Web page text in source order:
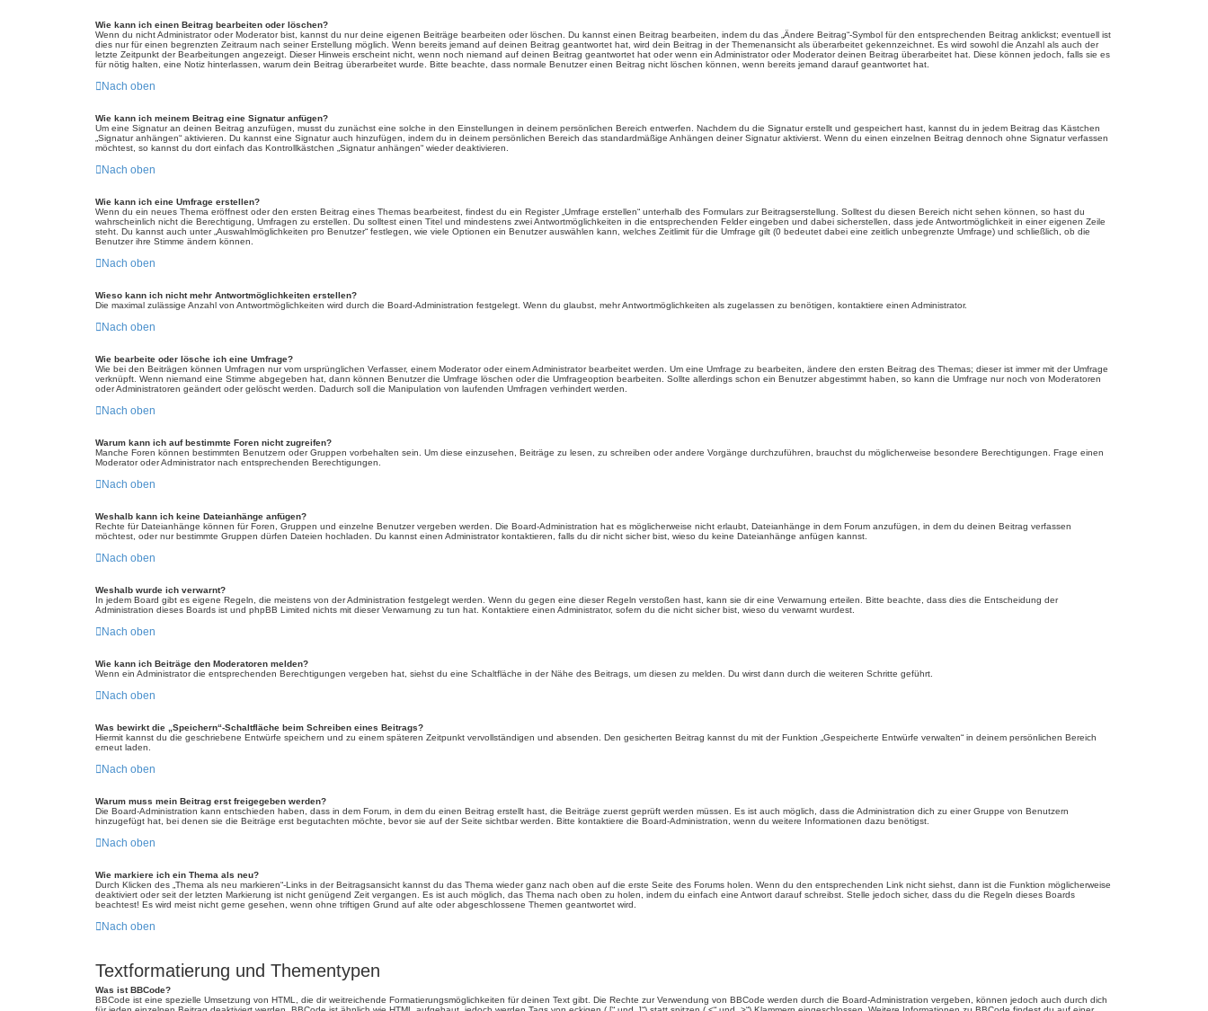
Wie kann ich einen Beitrag bearbeiten oder löschen?
Wenn du nicht Administrator oder Moderator bist, kannst du nur deine eigenen Beiträge bearbeiten oder löschen. Du kannst einen Beitrag bearbeiten, indem du das „Ändere Beitrag“-Symbol für den entsprechenden Beitrag anklickst; eventuell ist
dies nur für einen begrenzten Zeitraum nach seiner Erstellung möglich. Wenn bereits jemand auf deinen Beitrag geantwortet hat, wird dein Beitrag in der Themenansicht als überarbeitet gekennzeichnet. Es wird sowohl die Anzahl als auch der
letzte Zeitpunkt der Bearbeitungen angezeigt. Dieser Hinweis erscheint nicht, wenn noch niemand auf deinen Beitrag geantwortet hat oder wenn ein Administrator oder Moderator deinen Beitrag überarbeitet hat. Diese können jedoch, falls sie es
für nötig halten, eine Notiz hinterlassen, warum dein Beitrag überarbeitet wurde. Bitte beachte, dass normale Benutzer einen Beitrag nicht löschen können, wenn bereits jemand darauf geantwortet hat.
Nach oben
Wie kann ich meinem Beitrag eine Signatur anfügen?
Um eine Signatur an deinen Beitrag anzufügen, musst du zunächst eine solche in den Einstellungen in deinem persönlichen Bereich entwerfen. Nachdem du die Signatur erstellt und gespeichert hast, kannst du in jedem Beitrag das Kästchen
„Signatur anhängen“ aktivieren. Du kannst eine Signatur auch hinzufügen, indem du in deinem persönlichen Bereich das standardmäßige Anhängen deiner Signatur aktivierst. Wenn du einen einzelnen Beitrag dennoch ohne Signatur verfassen
möchtest, so kannst du dort einfach das Kontrollkästchen „Signatur anhängen“ wieder deaktivieren.
Nach oben
Wie kann ich eine Umfrage erstellen?
Wenn du ein neues Thema eröffnest oder den ersten Beitrag eines Themas bearbeitest, findest du ein Register „Umfrage erstellen“ unterhalb des Formulars zur Beitragserstellung. Solltest du diesen Bereich nicht sehen können, so hast du
wahrscheinlich nicht die Berechtigung, Umfragen zu erstellen. Du solltest einen Titel und mindestens zwei Antwortmöglichkeiten in die entsprechenden Felder eingeben und dabei sicherstellen, dass jede Antwortmöglichkeit in einer eigenen Zeile
steht. Du kannst auch unter „Auswahlmöglichkeiten pro Benutzer“ festlegen, wie viele Optionen ein Benutzer auswählen kann, welches Zeitlimit für die Umfrage gilt (0 bedeutet dabei eine zeitlich unbegrenzte Umfrage) und schließlich, ob die
Benutzer ihre Stimme ändern können.
Nach oben
Wieso kann ich nicht mehr Antwortmöglichkeiten erstellen?
Die maximal zulässige Anzahl von Antwortmöglichkeiten wird durch die Board-Administration festgelegt. Wenn du glaubst, mehr Antwortmöglichkeiten als zugelassen zu benötigen, kontaktiere einen Administrator.
Nach oben
Wie bearbeite oder lösche ich eine Umfrage?
Wie bei den Beiträgen können Umfragen nur vom ursprünglichen Verfasser, einem Moderator oder einem Administrator bearbeitet werden. Um eine Umfrage zu bearbeiten, ändere den ersten Beitrag des Themas; dieser ist immer mit der Umfrage
verknüpft. Wenn niemand eine Stimme abgegeben hat, dann können Benutzer die Umfrage löschen oder die Umfrageoption bearbeiten. Sollte allerdings schon ein Benutzer abgestimmt haben, so kann die Umfrage nur noch von Moderatoren
oder Administratoren geändert oder gelöscht werden. Dadurch soll die Manipulation von laufenden Umfragen verhindert werden.
Nach oben
Warum kann ich auf bestimmte Foren nicht zugreifen?
Manche Foren können bestimmten Benutzern oder Gruppen vorbehalten sein. Um diese einzusehen, Beiträge zu lesen, zu schreiben oder andere Vorgänge durchzuführen, brauchst du möglicherweise besondere Berechtigungen. Frage einen
Moderator oder Administrator nach entsprechenden Berechtigungen.
Nach oben
Weshalb kann ich keine Dateianhänge anfügen?
Rechte für Dateianhänge können für Foren, Gruppen und einzelne Benutzer vergeben werden. Die Board-Administration hat es möglicherweise nicht erlaubt, Dateianhänge in dem Forum anzufügen, in dem du deinen Beitrag verfassen
möchtest, oder nur bestimmte Gruppen dürfen Dateien hochladen. Du kannst einen Administrator kontaktieren, falls du dir nicht sicher bist, wieso du keine Dateianhänge anfügen kannst.
Nach oben
Weshalb wurde ich verwarnt?
In jedem Board gibt es eigene Regeln, die meistens von der Administration festgelegt werden. Wenn du gegen eine dieser Regeln verstoßen hast, kann sie dir eine Verwarnung erteilen. Bitte beachte, dass dies die Entscheidung der
Administration dieses Boards ist und phpBB Limited nichts mit dieser Verwarnung zu tun hat. Kontaktiere einen Administrator, sofern du die nicht sicher bist, wieso du verwarnt wurdest.
Nach oben
Wie kann ich Beiträge den Moderatoren melden?
Wenn ein Administrator die entsprechenden Berechtigungen vergeben hat, siehst du eine Schaltfläche in der Nähe des Beitrags, um diesen zu melden. Du wirst dann durch die weiteren Schritte geführt.
Nach oben
Was bewirkt die „Speichern“-Schaltfläche beim Schreiben eines Beitrags?
Hiermit kannst du die geschriebene Entwürfe speichern und zu einem späteren Zeitpunkt vervollständigen und absenden. Den gesicherten Beitrag kannst du mit der Funktion „Gespeicherte Entwürfe verwalten“ in deinem persönlichen Bereich
erneut laden.
Nach oben
Warum muss mein Beitrag erst freigegeben werden?
Die Board-Administration kann entschieden haben, dass in dem Forum, in dem du einen Beitrag erstellt hast, die Beiträge zuerst geprüft werden müssen. Es ist auch möglich, dass die Administration dich zu einer Gruppe von Benutzern
hinzugefügt hat, bei denen sie die Beiträge erst begutachten möchte, bevor sie auf der Seite sichtbar werden. Bitte kontaktiere die Board-Administration, wenn du weitere Informationen dazu benötigst.
Nach oben
Wie markiere ich ein Thema als neu?
Durch Klicken des „Thema als neu markieren“-Links in der Beitragsansicht kannst du das Thema wieder ganz nach oben auf die erste Seite des Forums holen. Wenn du den entsprechenden Link nicht siehst, dann ist die Funktion möglicherweise
deaktiviert oder seit der letzten Markierung ist nicht genügend Zeit vergangen. Es ist auch möglich, das Thema nach oben zu holen, indem du einfach eine Antwort darauf schreibst. Stelle jedoch sicher, dass du die Regeln dieses Boards
beachtest! Es wird meist nicht gerne gesehen, wenn ohne triftigen Grund auf alte oder abgeschlossene Themen geantwortet wird.
Nach oben
Textformatierung und Thementypen
Was ist BBCode?
BBCode ist eine spezielle Umsetzung von HTML, die dir weitreichende Formatierungsmöglichkeiten für deinen Text gibt. Die Rechte zur Verwendung von BBCode werden durch die Board-Administration vergeben, können jedoch auch durch dich